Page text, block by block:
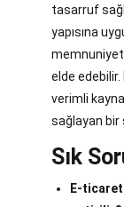
tasarruf
yapısına
elde edebilir.
verimli
sağlayan bir
Sık
E-